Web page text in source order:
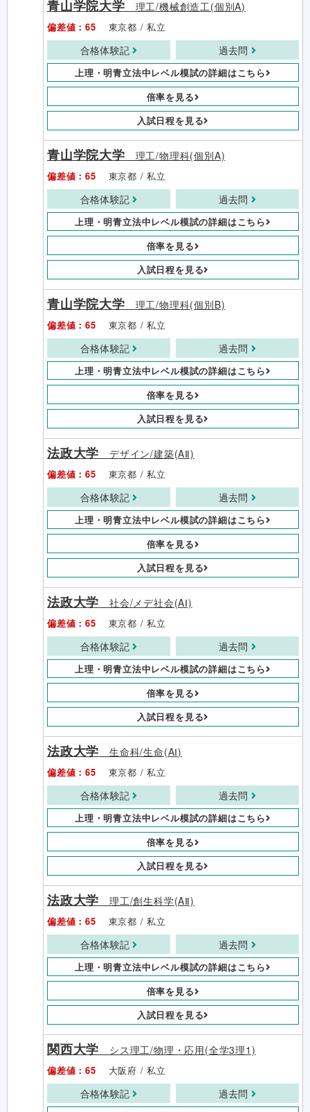
青山学院大学 理工/機械創造工(個別A)
偏差値：65 東京都 / 私立
合格体験記 過去問
上理・明青立法中レベル模試の詳細はこちら
倍率を見る
入試日程を見る
青山学院大学 理工/物理科(個別A)
偏差値：65 東京都 / 私立
合格体験記 過去問
上理・明青立法中レベル模試の詳細はこちら
倍率を見る
入試日程を見る
青山学院大学 理工/物理科(個別B)
偏差値：65 東京都 / 私立
合格体験記 過去問
上理・明青立法中レベル模試の詳細はこちら
倍率を見る
入試日程を見る
法政大学 デザイン/建築(AⅡ)
偏差値：65 東京都 / 私立
合格体験記 過去問
上理・明青立法中レベル模試の詳細はこちら
倍率を見る
入試日程を見る
法政大学 社会/メデ社会(AⅠ)
偏差値：65 東京都 / 私立
合格体験記 過去問
上理・明青立法中レベル模試の詳細はこちら
倍率を見る
入試日程を見る
法政大学 生命科/生命(AⅠ)
偏差値：65 東京都 / 私立
合格体験記 過去問
上理・明青立法中レベル模試の詳細はこちら
倍率を見る
入試日程を見る
法政大学 理工/創生科学(AⅡ)
偏差値：65 東京都 / 私立
合格体験記 過去問
上理・明青立法中レベル模試の詳細はこちら
倍率を見る
入試日程を見る
関西大学 シス理工/物理・応用(全学3理1)
偏差値：65 大阪府 / 私立
合格体験記 過去問